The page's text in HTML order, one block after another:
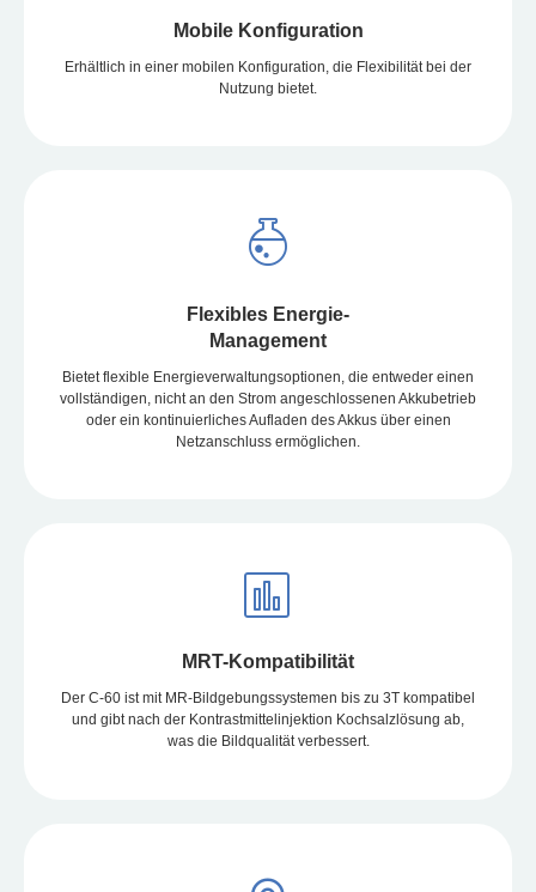
Mobile Konfiguration
Erhältlich in einer mobilen Konfiguration, die Flexibilität bei der
Nutzung bietet.
Flexibles Energie-
Management
Bietet flexible Energieverwaltungsoptionen, die entweder einen
vollständigen, nicht an den Strom angeschlossenen Akkubetrieb
oder ein kontinuierliches Aufladen des Akkus über einen
Netzanschluss ermöglichen.
MRT-Kompatibilität
Der C-60 ist mit MR-Bildgebungssystemen bis zu 3T kompatibel
und gibt nach der Kontrastmittelinjektion Kochsalzlösung ab,
was die Bildqualität verbessert.